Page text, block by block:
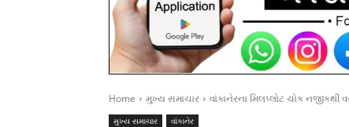
Home મુખ્ય સમાચાર વાંકાનેરના મિલપ્લોટ ચોક
મુખ્ય સમાચાર વાંકાનેર